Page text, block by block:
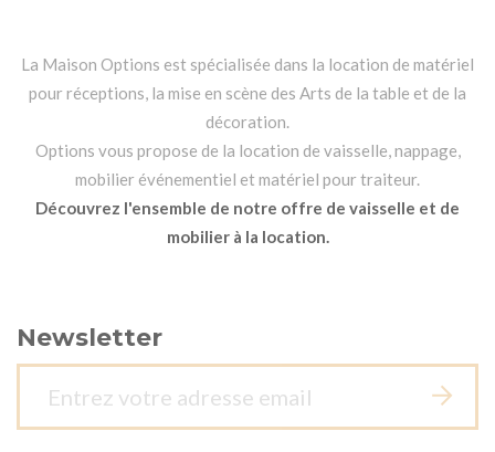
La Maison Options est spécialisée dans la location de matériel
pour réceptions, la mise en scène des Arts de la table et de la
décoration.
Options vous propose de la location de vaisselle, nappage,
mobilier événementiel et matériel pour traiteur.
Découvrez l'ensemble de notre offre de vaisselle et de
mobilier à la location.
Newsletter